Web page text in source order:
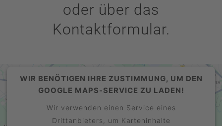
oder über das
Kontaktformular.
WIR BENÖTIGEN IHRE ZUSTIMMUNG, UM DEN
GOOGLE MAPS-SERVICE ZU LADEN!
Wir verwenden einen Service eines
Drittanbieters, um Karteninhalte